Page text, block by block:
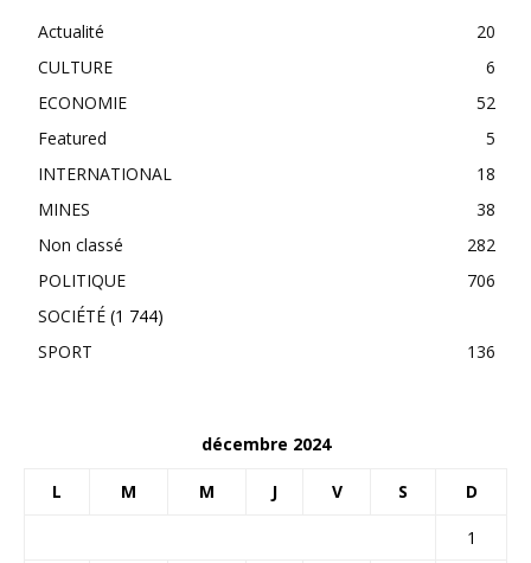
Actualité
20
CULTURE
6
ECONOMIE
52
Featured
5
INTERNATIONAL
18
MINES
38
Non classé
282
POLITIQUE
706
SOCIÉTÉ (1 744)
SPORT
136
décembre 2024
L M M J V S D
1